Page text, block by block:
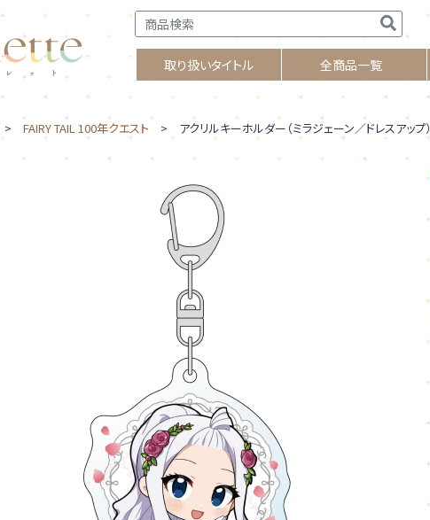
取り扱いタイトル 全商品一覧
> FAIRY TAIL 100年クエスト > アクリルキーホルダー（ミラジェーン／ドレスアップ）